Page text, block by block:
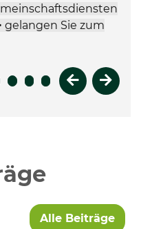
gelangen Sie zum
Vorheriges
Alle Beiträge